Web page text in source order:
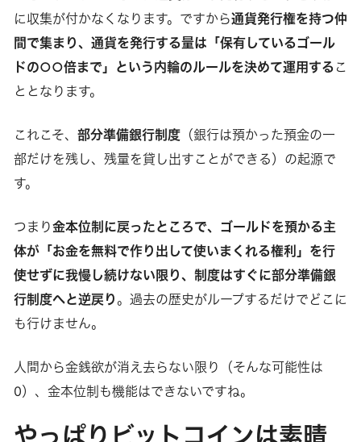
に収集が付かなくなります。ですから通貨発行権を持つ仲
間で集まり、通貨を発行する量は「保有しているゴール
ドの○○倍まで」という内輪のルールを決めて運用する こ
ととなります。
これこそ、 部分準備銀行制度（銀行は預かった預金の一
部だけを残し、残量を貸し出すことができる）の起源で
す。
つまり金本位制に戻ったところで、ゴールドを預かる主
体が「お金を無料で作り出して使いまくれる権利」を行
使せずに我慢し続けない限り、制度はすぐに部分準備銀
行制度へと逆戻り 。過去の歴史がループするだけでどこに
も行けません。
人間から金銭欲が消え去らない限り（そんな可能性は
0）、金本位制も機能はできないですね。
やっぱりビットコインは素晴